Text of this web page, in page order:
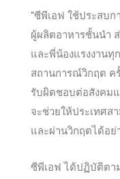
“ซีพีเอฟ ใช้ประสบ
ผู้ผลิตอาหารชั้นนำ
และพี่น้องแรงงาน
สถานการณ์วิกฤต ค
รับผิดชอบต่อสังคม
จะช่วยให้ประเทศส
และผ่านวิกฤตได้อย่
ซีพีเอฟ ได้ปฏิบัติตา